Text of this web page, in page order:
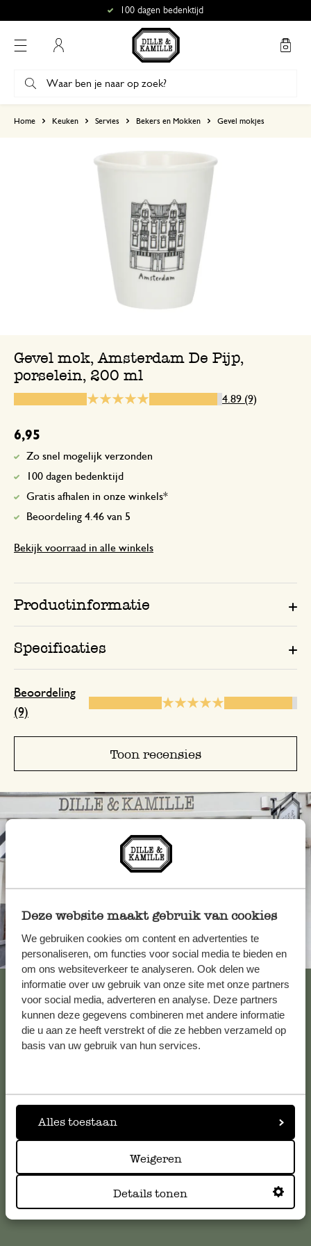
Deze website maakt gebruik van cookies
We gebruiken cookies om content en advertenties te
personaliseren, om functies voor social media te bieden en
om ons websiteverkeer te analyseren. Ook delen we
informatie over uw gebruik van onze site met onze partners
voor social media, adverteren en analyse. Deze partners
kunnen deze gegevens combineren met andere informatie
die u aan ze heeft verstrekt of die ze hebben verzameld op
basis van uw gebruik van hun services.
Alles toestaan
Weigeren
Details tonen
100 dagen bedenktijd
Home Keuken Servies Bekers en Mokken Gevel mokjes
Gevel mok, Amsterdam De Pijp,
porselein, 200 ml
4.89 (9)
6,95
Zo snel mogelijk verzonden
100 dagen bedenktijd
Gratis afhalen in onze winkels*
Beoordeling 4.46 van 5
Bekijk voorraad in alle winkels
Productinformatie
Specificaties
Beoordeling
(9)
Toon recensies
Altijd in de buurt
Bekijk alle 62 winkels
Klantenservice
klantenservice. Of bekijk hier het antwoord op de
klantenservice@dille-kamille.com
Online Klantenservice
Enkel een score, geen toelichting
👌🏻
3 mei 2025
Enkel een score, geen toelichting
hebben er chocolade-eitjes in gedaan
verpakt. Binnenkort vertrekken we
Frankrijk. Een mooi cadeautje ter
Antwoord van Dille & Kamille
Bedankt voor je bericht! Leuk idee
bekers te vullen met chocolade-
plezier in Frankrijk!
Gevelmok van one
6 mei 2024
Gevelmok van one geboorteplaatsen
die van onze zoon een gevelmokje
geboortesteden op een rij. In
mis en dus moest ik over tot bestellen.
bezorgd, op tijd en regelmatig
levering. En misschien wel het
ontzettend goed en beschermd
kunnen andere webshops nog veel van
inpakken is goed aangekomen en
Antwoord van Dille & Kamille
Bedankt voor je beoordeling. Veel
de mokjes! 🌿
Ben echt super blij met het